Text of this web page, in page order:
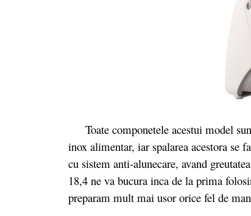
Toate componetele acestui model
inox alimentar, iar spalarea acestora se
cu sistem anti-alunecare, avand
18,4 ne va bucura inca de la prima
preparam mult mai usor orice fel de